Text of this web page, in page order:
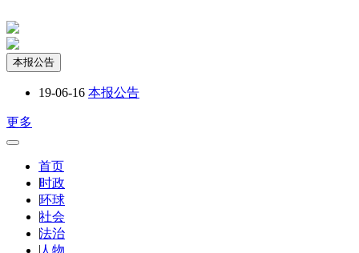
本报公告
19-06-16 本报公告
更多
首页
|时政
|环球
|社会
|法治
|人物